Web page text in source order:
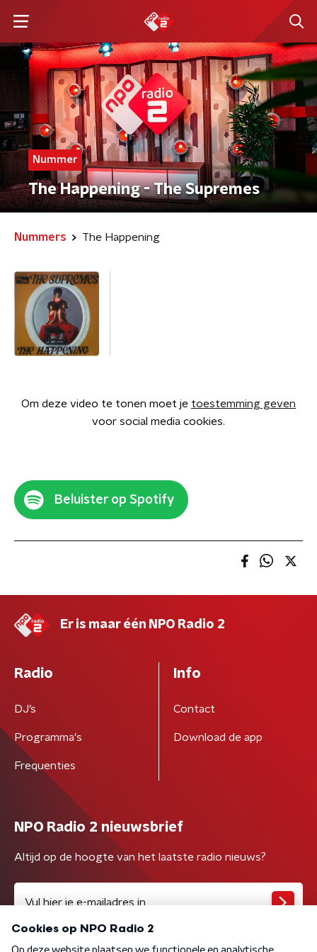
Nummer
The Happening - The Supremes
Nummers The Happening
Om deze video te tonen moet je toestemming geven
voor social media cookies.
Beluister op Spotify
Er is maar één NPO Radio 2
Radio
DJ’s
Programma's
Frequenties
Info
Contact
Download de app
NPO Radio 2 nieuwsbrief
Altijd op de hoogte van het laatste radio nieuws?